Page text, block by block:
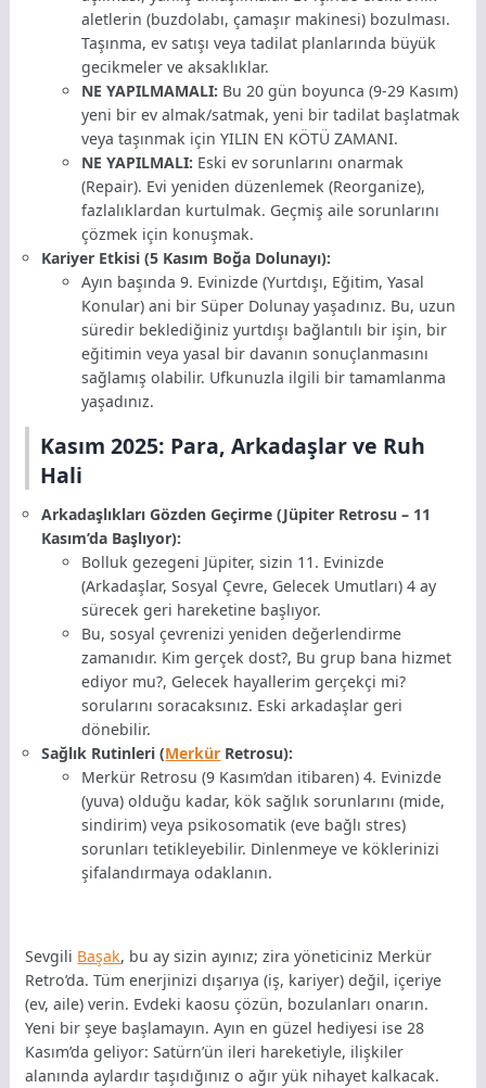
aletlerin (buzdolabı, çamaşır makinesi) bozulması.
Taşınma, ev satışı veya tadilat planlarında büyük
gecikmeler ve aksaklıklar.
NE YAPILMAMALI: Bu 20 gün boyunca (9-29 Kasım)
yeni bir ev almak/satmak, yeni bir tadilat başlatmak
veya taşınmak için YILIN EN KÖTÜ ZAMANI.
NE YAPILMALI: Eski ev sorunlarını onarmak
(Repair). Evi yeniden düzenlemek (Reorganize),
fazlalıklardan kurtulmak. Geçmiş aile sorunlarını
çözmek için konuşmak.
Kariyer Etkisi (5 Kasım Boğa Dolunayı):
Ayın başında 9. Evinizde (Yurtdışı, Eğitim, Yasal
Konular) ani bir Süper Dolunay yaşadınız. Bu, uzun
süredir beklediğiniz yurtdışı bağlantılı bir işin, bir
eğitimin veya yasal bir davanın sonuçlanmasını
sağlamış olabilir. Ufkunuzla ilgili bir tamamlanma
yaşadınız.
Kasım 2025: Para, Arkadaşlar ve Ruh
Hali
Arkadaşlıkları Gözden Geçirme (Jüpiter Retrosu – 11
Kasım’da Başlıyor):
Bolluk gezegeni Jüpiter, sizin 11. Evinizde
(Arkadaşlar, Sosyal Çevre, Gelecek Umutları) 4 ay
sürecek geri hareketine başlıyor.
Bu, sosyal çevrenizi yeniden değerlendirme
zamanıdır. Kim gerçek dost?, Bu grup bana hizmet
ediyor mu?, Gelecek hayallerim gerçekçi mi?
sorularını soracaksınız. Eski arkadaşlar geri
dönebilir.
Sağlık Rutinleri (Merkür Retrosu):
Merkür Retrosu (9 Kasım’dan itibaren) 4. Evinizde
(yuva) olduğu kadar, kök sağlık sorunlarını (mide,
sindirim) veya psikosomatik (eve bağlı stres)
sorunları tetikleyebilir. Dinlenmeye ve köklerinizi
şifalandırmaya odaklanın.
Sevgili Başak, bu ay sizin ayınız; zira yöneticiniz Merkür
Retro’da. Tüm enerjinizi dışarıya (iş, kariyer) değil, içeriye
(ev, aile) verin. Evdeki kaosu çözün, bozulanları onarın.
Yeni bir şeye başlamayın. Ayın en güzel hediyesi ise 28
Kasım’da geliyor: Satürn’ün ileri hareketiyle, ilişkiler
alanında aylardır taşıdığınız o ağır yük nihayet kalkacak.